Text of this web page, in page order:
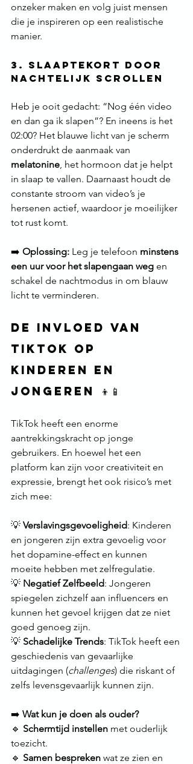
onzeker maken en volg juist mensen
die je inspireren op een realistische
manier.
3. Slaaptekort door
Nachtelijk Scrollen
Heb je ooit gedacht: “Nog één video
en dan ga ik slapen”? En ineens is het
02:00? Het blauwe licht van je scherm
onderdrukt de aanmaak van
melatonine , het hormoon dat je helpt
in slaap te vallen. Daarnaast houdt de
constante stroom van video’s je
hersenen actief, waardoor je moeilijker
tot rust komt.
➡️ Oplossing: Leg je telefoon minstens
een uur voor het slapengaan weg en
schakel de nachtmodus in om blauw
licht te verminderen.
De Invloed van
TikTok op
Kinderen en
jongeren 👦📱
TikTok heeft een enorme
aantrekkingskracht op jonge
gebruikers. En hoewel het een
platform kan zijn voor creativiteit en
expressie, brengt het ook risico’s met
zich mee:
💡 Verslavingsgevoeligheid: Kinderen
en jongeren zijn extra gevoelig voor
het dopamine-effect en kunnen
moeite hebben met zelfregulatie.
💡 Negatief Zelfbeeld: Jongeren
spiegelen zichzelf aan influencers en
kunnen het gevoel krijgen dat ze niet
goed genoeg zijn.
💡 Schadelijke Trends: TikTok heeft een
geschiedenis van gevaarlijke
uitdagingen (challenges) die riskant of
zelfs levensgevaarlijk kunnen zijn.
➡️ Wat kun je doen als ouder?
🔹 Schermtijd instellen met ouderlijk
toezicht.
🔹 Samen bespreken wat ze zien en